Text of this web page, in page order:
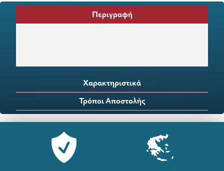
Περιγραφή
Χαρακτηριστικά
Τρόποι Αποστολής